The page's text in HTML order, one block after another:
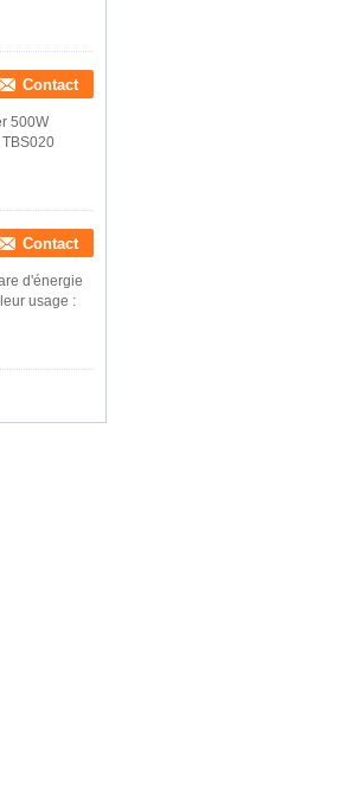
Contact
500W
Contact
d'énergie
usage :